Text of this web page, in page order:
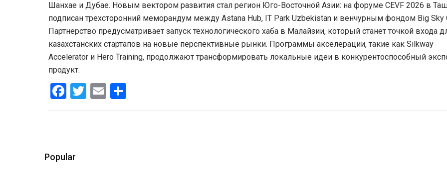
Шанхае и Дубае. Новым вектором развития стал регион Юго-Восточной Азии: на форуме CEVF 2026 в
подписан трехсторонний меморандум между Astana Hub, IT Park Uzbekistan и венчурным фондом Big Sky
Партнерство предусматривает запуск технологического хаба в Малайзии, который станет точкой входа
казахстанских стартапов на новые перспективные рынки. Программы акселерации, такие как Silkway
Accelerator и Hero Training, продолжают трансформировать локальные идеи в конкурентоспособный
продукт.
Facebook
Twitter
Email
Popular